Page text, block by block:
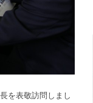
を表敬訪問しまし